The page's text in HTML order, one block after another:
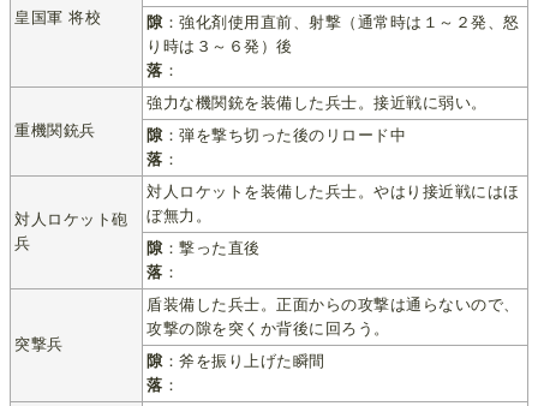
皇国軍 将校
隙 ：強化剤使用直前、射撃（通常時は１～２発、怒
り時は３～６発）後
落 ：
重機関銃兵
強力な機関銃を装備した兵士。接近戦に弱い。
隙 ：弾を撃ち切った後のリロード中
落 ：
対人ロケット砲
兵
対人ロケットを装備した兵士。やはり接近戦にはほ
ぼ無力。
隙 ：撃った直後
落 ：
突撃兵
盾装備した兵士。正面からの攻撃は通らないので、
攻撃の隙を突くか背後に回ろう。
隙 ：斧を振り上げた瞬間
落 ：